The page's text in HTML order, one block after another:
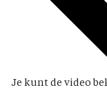
Je kunt de video